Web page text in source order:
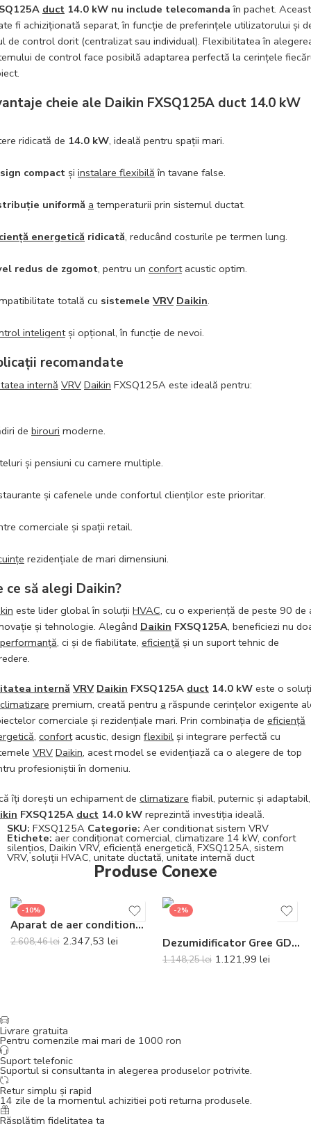
duct 14.0 kW nu include telecomanda în pachet.
fi achiziționată separat, în funcție de preferințele utilizatorului și
de control dorit (centralizat sau individual). Flexibilitatea în
de control face posibilă adaptarea perfectă la cerințele
cheie ale Daikin FXSQ125A duct 14.0 kW
ridicată de 14.0 kW, ideală pentru spații mari.
compact și instalare flexibilă în tavane false.
uniformă a temperaturii prin sistemul ductat.
energetică ridicată, reducând costurile pe termen lung.
redus de zgomot, pentru un confortacustic optim.
totală cu sistemele VRV Daikin.
inteligentși opțional, în funcție de nevoi.
recomandate
internă VRV Daikin FXSQ125A este ideală pentru:
de birouri moderne.
și pensiuni cu camere multiple.
și cafenele unde confortul clienților este prioritar.
comerciale și spații retail.
rezidențiale de mari dimensiuni.
ce să alegi Daikin?
este lider global în soluții HVAC, cu o experiență de peste 90 de
și tehnologie. Alegând Daikin FXSQ125A, beneficiezi nu
performanță, ci și de fiabilitate, eficiență și un suport tehnic de
internă VRV Daikin FXSQ125A duct 14.0 kW este o
climatizare premium, creată pentru a răspunde cerințelor exigente
comerciale și rezidențiale mari. Prin combinația de eficiență
, confortacustic, design flexibil și integrare perfectă cu
VRV Daikin, acest model se evidențiază ca o alegere de top
profesioniștii în domeniu.
îți dorești un echipament de climatizare fiabil, puternic și adaptabil,
FXSQ125A duct 14.0 kW reprezintă investiția ideală.
SKU: FXSQ125A Categorie: Aer conditionat sistem VRV
Etichete: aer condiționat comercial, climatizare 14 kW, confort
silențios, Daikin VRV, eficiență energetică, FXSQ125A, sistem
VRV,soluții HVAC, unitate ductată,unitate internă duct
Produse Conexe
-10%
Aparat de aer conditionat Gree Bora A4 Silver R32 GWH12AAB-K6DNA4A Inverter 12000 BTU
2.608,46lei 2.347,53 lei
-2%
Dezumidificator Gree GDN20BD-K5EBAA1
1.148,25lei 1.121,99 lei
Livrare gratuita
Pentru comenzile mai mari de 1000 ron
Suport telefonic
Suportul si consultanta in alegerea produselor potrivite.
Retur simplu și rapid
14 zile de la momentul achizitiei poti returna produsele.
Răsplătim fidelitatea ta